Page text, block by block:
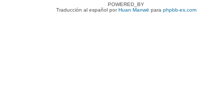
POWERED_BY
Traducción al español porHuan Manwë para phpbb-es.com